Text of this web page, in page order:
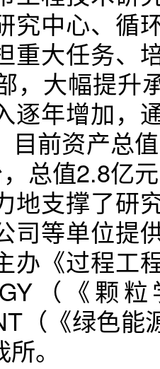
究中心、循
重大任务、
，大幅提升
逐年增加，
目前资产总
总值2.8亿
地支撑了研
司等单位提
办《过程工
（《颗
（《绿色
。